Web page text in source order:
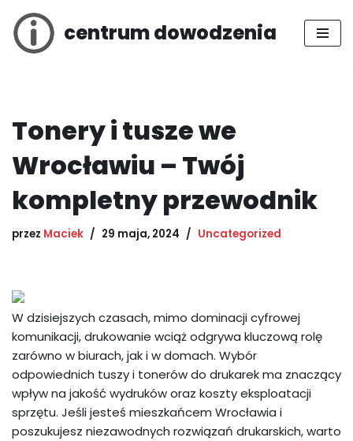
Przejdź
centrum dowodzenia
Tonery i tusze we
Wrocławiu – Twój
kompletny przewodnik
przez Maciek 29 maja, 2024 Uncategorized
W dzisiejszych czasach, mimo dominacji cyfrowej
komunikacji, drukowanie wciąż odgrywa kluczową rolę
zarówno w biurach, jak i w domach. Wybór
odpowiednich tuszy i tonerów do drukarek ma znaczący
wpływ na jakość wydruków oraz koszty eksploatacji
sprzętu. Jeśli jesteś mieszkańcem Wrocławia i
poszukujesz niezawodnych rozwiązań drukarskich, warto